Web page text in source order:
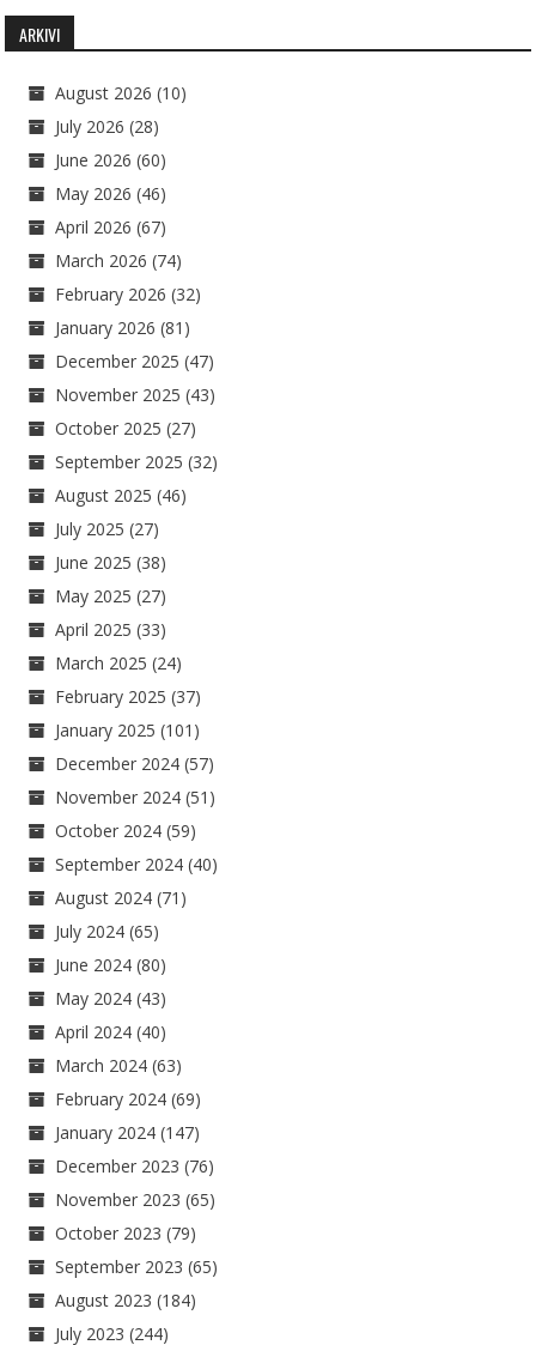
ARKIVI
August 2026 (10)
July 2026 (28)
June 2026 (60)
May 2026 (46)
April 2026 (67)
March 2026 (74)
February 2026 (32)
January 2026 (81)
December 2025 (47)
November 2025 (43)
October 2025 (27)
September 2025 (32)
August 2025 (46)
July 2025 (27)
June 2025 (38)
May 2025 (27)
April 2025 (33)
March 2025 (24)
February 2025 (37)
January 2025 (101)
December 2024 (57)
November 2024 (51)
October 2024 (59)
September 2024 (40)
August 2024 (71)
July 2024 (65)
June 2024 (80)
May 2024 (43)
April 2024 (40)
March 2024 (63)
February 2024 (69)
January 2024 (147)
December 2023 (76)
November 2023 (65)
October 2023 (79)
September 2023 (65)
August 2023 (184)
July 2023 (244)